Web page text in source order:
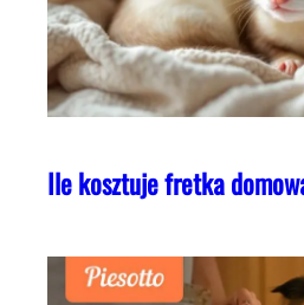
Ile kosztuje fretka